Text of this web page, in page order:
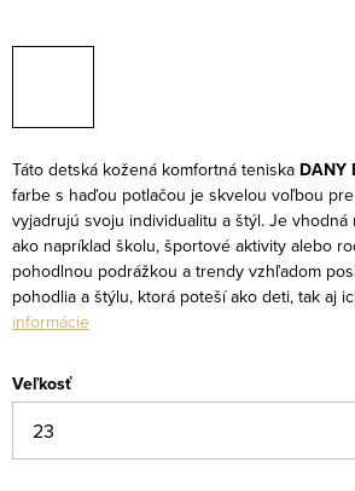
Táto detská kožená komfortná teniska DANY
farbe s haďou potlačou je skvelou voľbou
vyjadrujú svoju individualitu a štýl. Je
ako napríklad školu, športové aktivity alebo
pohodlnou podrážkou a trendy vzhľadom
pohodlia a štýlu, ktorá poteší ako deti, tak aj
informácie
Veľkosť